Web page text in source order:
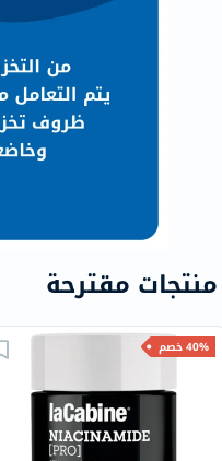
منتجات مقترحة
40% خصم